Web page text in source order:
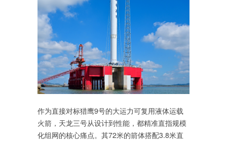
作为直接对标猎鹰9号的大运力可复用液体运载
火箭，天龙三号从设计到性能，都精准直指规模
化组网的核心痛点。其72米的箭体搭配3.8米直